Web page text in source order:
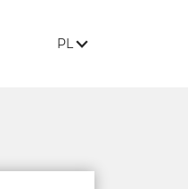
JĘZYK STRONY:
PL
, POKAŻ DOSTĘPNE